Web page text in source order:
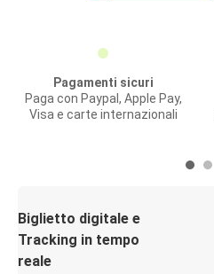
Pagamenti sicuri
Paga con Paypal, Apple Pay,
Visa e carte internazionali
Biglietto digitale e
Tracking in tempo
reale